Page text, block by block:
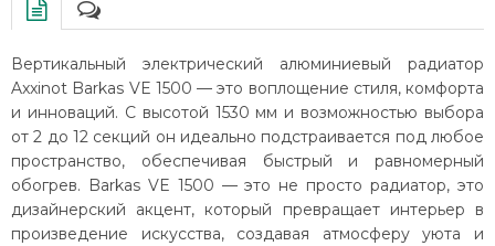
Вертикальный электрический алюминиевый радиатор
Axxinot Barkas VE 1500 — это воплощение стиля, комфорта
и инноваций. С высотой 1530 мм и возможностью выбора
от 2 до 12 секций он идеально подстраивается под любое
пространство, обеспечивая быстрый и равномерный
обогрев. Barkas VE 1500 — это не просто радиатор, это
дизайнерский акцент, который превращает интерьер в
произведение искусства, создавая атмосферу уюта и